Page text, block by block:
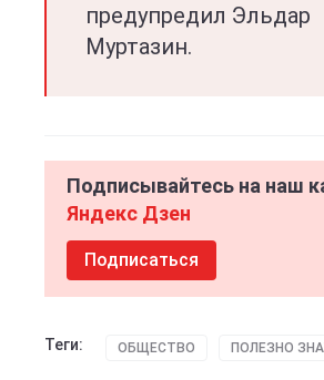
предупредил Эльдар
Муртазин.
Подписывайтесь на наш
Яндекс Дзен
Подписаться
Теги: ОБЩЕСТВО ПОЛЕЗНО